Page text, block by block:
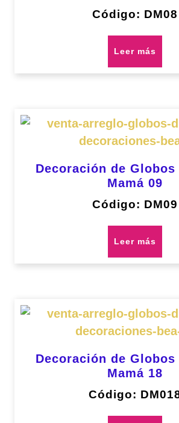
Código: DM08
Leer más
Decoración de
Mamá 09
Código: DM09
Leer más
Decoración de
Mamá 18
Código: